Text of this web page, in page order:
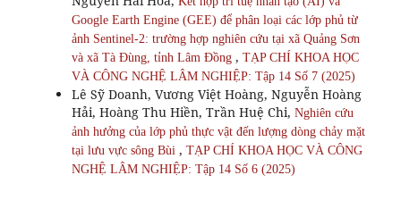
Google Earth Engine (GEE) để phân loại các lớp phủ từ
ảnh Sentinel-2: trường hợp nghiên cứu tại xã Quảng Sơn
và xã Tà Đùng, tỉnh Lâm Đồng , TẠP CHÍ KHOA HỌC
VÀ CÔNG NGHỆ LÂM NGHIỆP: Tập 14 Số 7 (2025)
Lê Sỹ Doanh, Vương Việt Hoàng, Nguyễn Hoàng
Hải, Hoàng Thu Hiền, Trần Huệ Chi, Nghiên cứu
ảnh hưởng của lớp phủ thực vật đến lượng dòng chảy mặt
tại lưu vực sông Bùi , TẠP CHÍ KHOA HỌC VÀ CÔNG
NGHỆ LÂM NGHIỆP: Tập 14 Số 6 (2025)